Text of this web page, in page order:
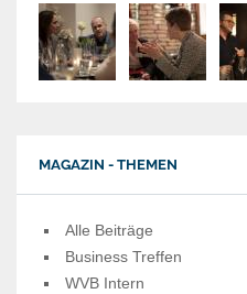
MAGAZIN - THEMEN
Alle Beiträge
Business Treffen
WVB Intern